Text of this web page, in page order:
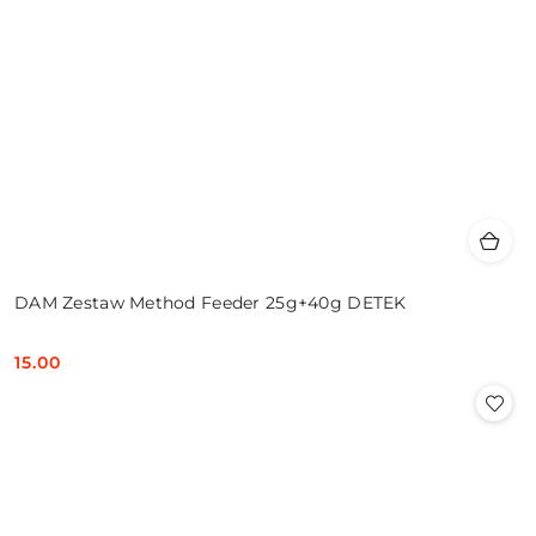
DAM Zestaw Method Feeder 25g+40g DETEK
Cena:
15.00